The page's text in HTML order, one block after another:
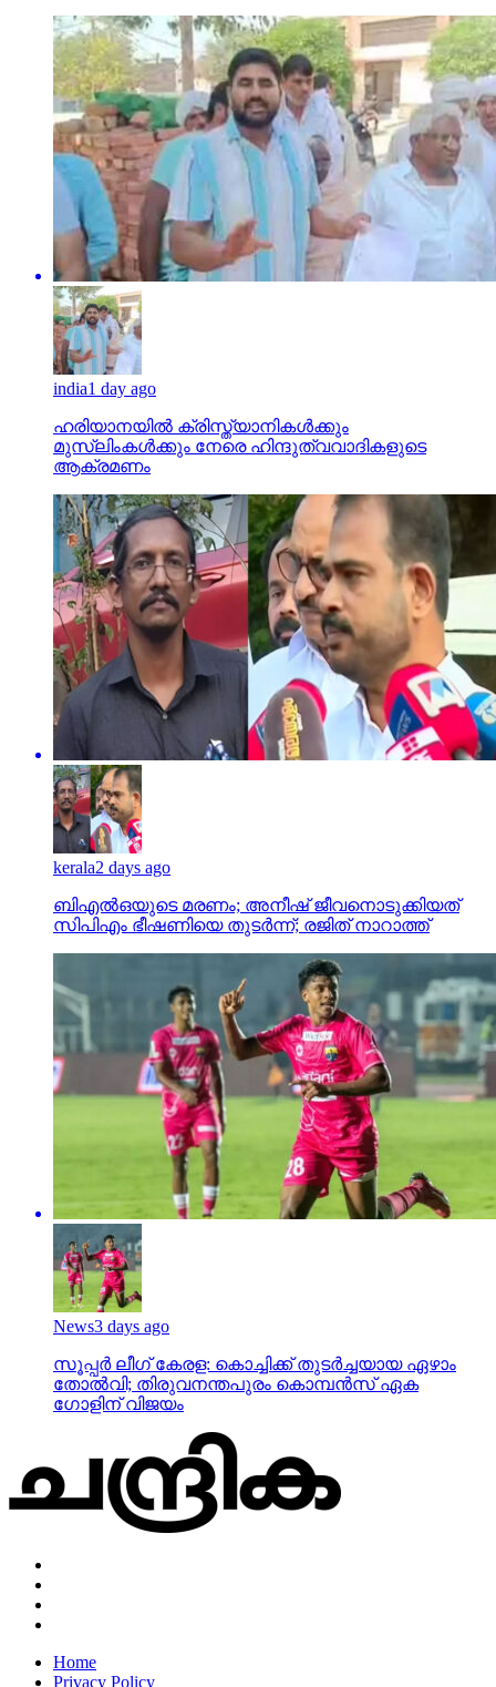
india1 day ago
ഹരിയാനയില്‍ ക്രിസ്ത്യാനികള്‍ക്കും
മുസ്‌ലിംകള്‍ക്കും നേരെ ഹിന്ദുത്വവാദികളുടെ
ആക്രമണം
kerala2 days ago
ബിഎല്‍ഒയുടെ മരണം; അനീഷ് ജീവനൊടുക്കിയത്
സിപിഎം ഭീഷണിയെ തുടര്‍ന്ന്; രജിത് നാറാത്ത്
News3 days ago
സൂപ്പര്‍ ലീഗ് കേരള: കൊച്ചിക്ക് തുടര്‍ച്ചയായ ഏഴാം
തോല്‍വി; തിരുവനന്തപുരം കൊമ്പന്‍സ് ഏക
ഗോളിന് വിജയം
Home
Privacy Policy